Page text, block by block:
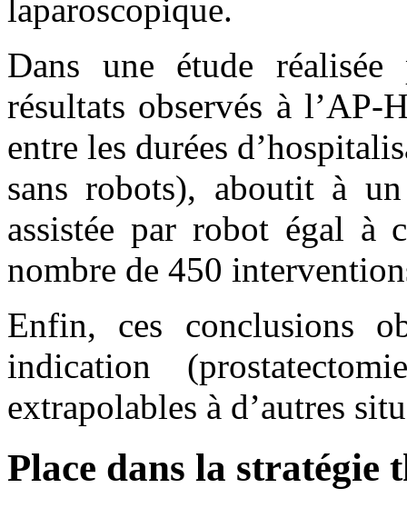
laparoscopique.
Dans une étude
résultats observés à l’AP-
entre les durées
sans robots), aboutit à
assistée par robot égal à
nombre de 450
Enfin, ces conclusions
indication
extrapolables à d’autres
Place dans la stratégie